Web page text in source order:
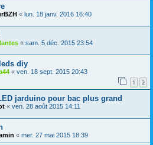
« lun. 18 janv. 2016 16:40
« sam. 5 déc. 2015 23:54
diy
« ven. 18 sept. 2015 20:43
1 2
jarduino pour bac plus grand
« ven. 28 août 2015 14:11
« mer. 27 mai 2015 18:39